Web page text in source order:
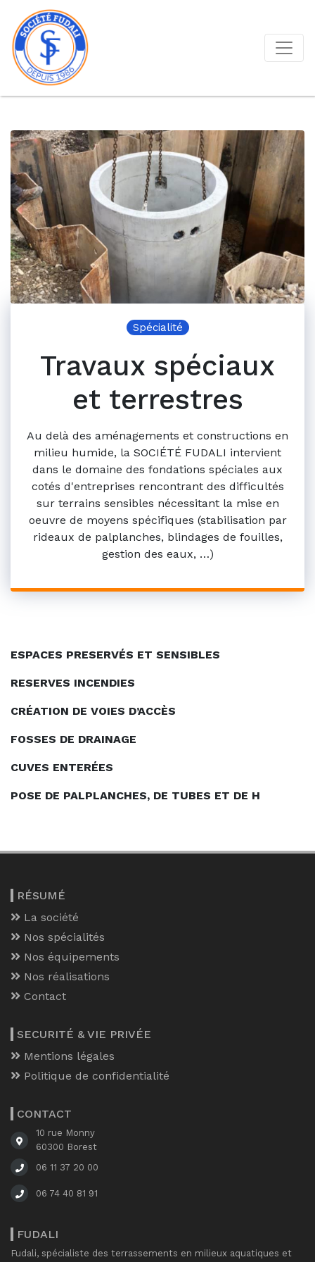
Spécialité
Travaux spéciaux
et terrestres
Au delà des aménagements et constructions en
milieu humide, la SOCIÉTÉ FUDALI intervient
dans le domaine des fondations spéciales aux
cotés d'entreprises rencontrant des difficultés
sur terrains sensibles nécessitant la mise en
oeuvre de moyens spécifiques (stabilisation par
rideaux de palplanches, blindages de fouilles,
gestion des eaux, …)
ESPACES PRESERVÉS ET SENSIBLES
RESERVES INCENDIES
CRÉATION DE VOIES D’ACCÈS
FOSSES DE DRAINAGE
CUVES ENTERÉES
POSE DE PALPLANCHES, DE TUBES ET DE H
RÉSUMÉ
La société
Nos spécialités
Nos équipements
Nos réalisations
Contact
SECURITÉ & VIE PRIVÉE
Mentions légales
Politique de confidentialité
CONTACT
10 rue Monny
60300 Borest
06 11 37 20 00
06 74 40 81 91
FUDALI
Fudali, spécialiste des terrassements en milieux aquatiques et